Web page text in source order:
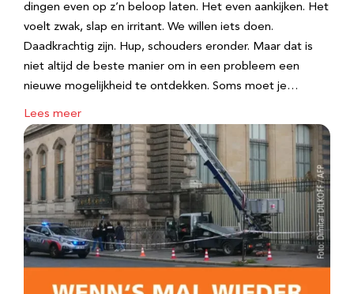
dingen even op z’n beloop laten. Het even aankijken. Het
voelt zwak, slap en irritant. We willen iets doen.
Daadkrachtig zijn. Hup, schouders eronder. Maar dat is
niet altijd de beste manier om in een probleem een
nieuwe mogelijkheid te ontdekken. Soms moet je…
Lees meer